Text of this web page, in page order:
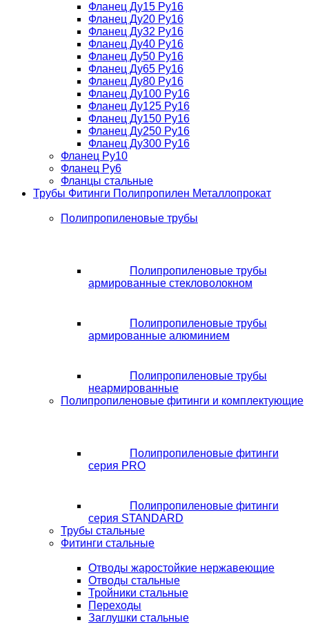
Фланец Ду15 Ру16
Фланец Ду20 Ру16
Фланец Ду32 Ру16
Фланец Ду40 Ру16
Фланец Ду50 Ру16
Фланец Ду65 Ру16
Фланец Ду80 Ру16
Фланец Ду100 Ру16
Фланец Ду125 Ру16
Фланец Ду150 Ру16
Фланец Ду250 Ру16
Фланец Ду300 Ру16
Фланец Ру10
Фланец Ру6
Фланцы стальные
Трубы Фитинги Полипропилен Металлопрокат
Полипропиленовые трубы
Полипропиленовые трубы
армированные стекловолокном
Полипропиленовые трубы
армированные алюминием
Полипропиленовые трубы
неармированные
Полипропиленовые фитинги и комплектующие
Полипропиленовые фитинги
серия PRO
Полипропиленовые фитинги
серия STANDARD
Трубы стальные
Фитинги стальные
Отводы жаростойкие нержавеющие
Отводы стальные
Тройники стальные
Переходы
Заглушки стальные